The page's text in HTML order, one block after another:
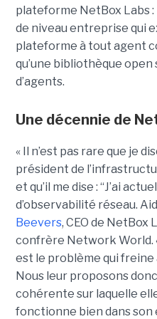
plateforme NetBox Labs
de niveau entreprise qui
plateforme à tout agent
qu’une bibliothèque
d’agents.
Une décennie de
« Il n’est pas rare que je
président de
et qu’il me dise : “J’ai
d’observabilité réseau.
Beevers, CEO de NetBox
confrère Network World.
est le problème qui
Nous leur proposons
cohérente sur laquelle
fonctionne bien dans son